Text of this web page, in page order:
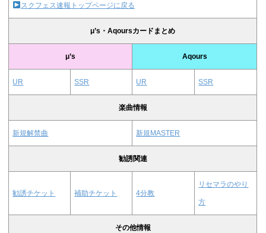
スクフェス速報トップページに戻る
μ’s・Aqoursカードまとめ
μ’s Aqours
UR SSR UR SSR
楽曲情報
新規解禁曲 新規MASTER
勧誘関連
勧誘チケット 補助チケット 4分教
リセマラのやり
方
その他情報